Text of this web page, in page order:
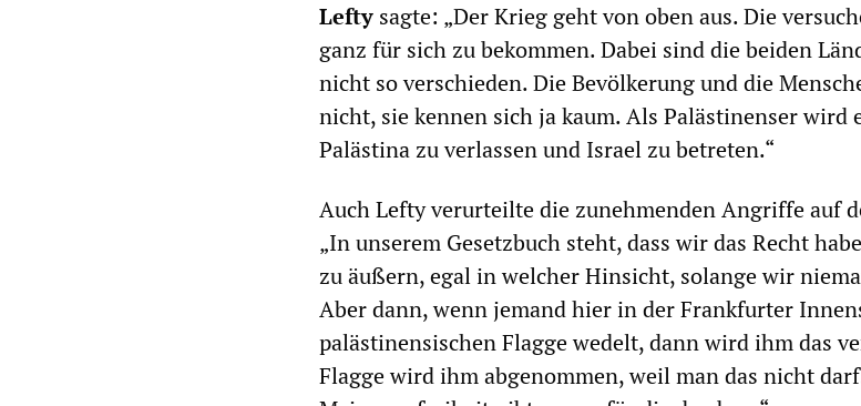
Lefty sagte: „Der Krieg geht von oben aus. Die
ganz für sich zu bekommen. Dabei sind die beiden
nicht so verschieden. Die Bevölkerung und die
nicht, sie kennen sich ja kaum. Als Palästinenser wird
Palästina zu verlassen und Israel zu betreten.“
Auch Lefty verurteilte die zunehmenden Angriffe auf
„In unserem Gesetzbuch steht, dass wir das Recht
zu äußern, egal in welcher Hinsicht, solange wir
Aber dann, wenn jemand hier in der Frankfurter
palästinensischen Flagge wedelt, dann wird ihm das
Flagge wird ihm abgenommen, weil man das nicht